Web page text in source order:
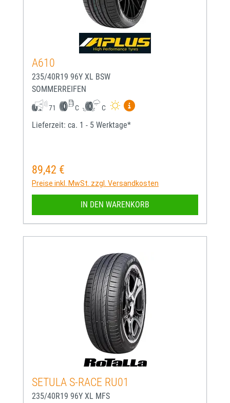
A610
235/40R19 96Y XL BSW
SOMMERREIFEN
71 C C
Mehr Informationen zum
Lieferzeit: ca. 1 - 5 Werktage*
Regulärer Preis:
89,42 €
Preise inkl. MwSt. zzgl. Versandkosten
IN DEN WARENKORB
SETULA S-RACE RU01
235/40R19 96Y XL MFS